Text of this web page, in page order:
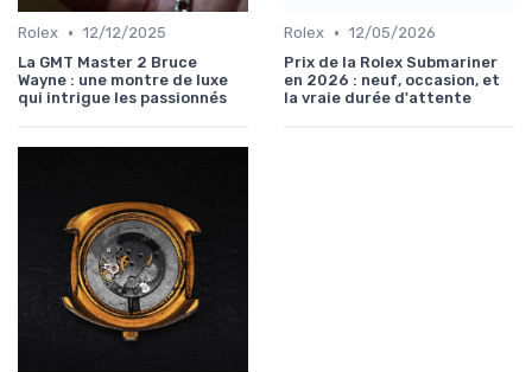
Rolex • 12/12/2025
La GMT Master 2 Bruce
Wayne : une montre de luxe
qui intrigue les passionnés
Rolex • 12/05/2026
Prix de la Rolex Submariner
en 2026 : neuf, occasion, et
la vraie durée d'attente